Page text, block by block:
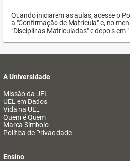
Quando iniciarem as aulas, acesse o
a "Confirmação de Matrícula" e, no
"Disciplinas Matriculadas" e depois em
A Universidade
Missão da UEL
UEL em Dados
Vida na UEL
Quem é Quem
Marca Símbolo
Política de Privacidade
Ensino